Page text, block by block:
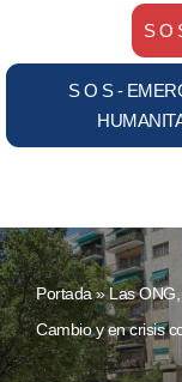
S O
S O S -
Portada»Las
Cambio y en crisis